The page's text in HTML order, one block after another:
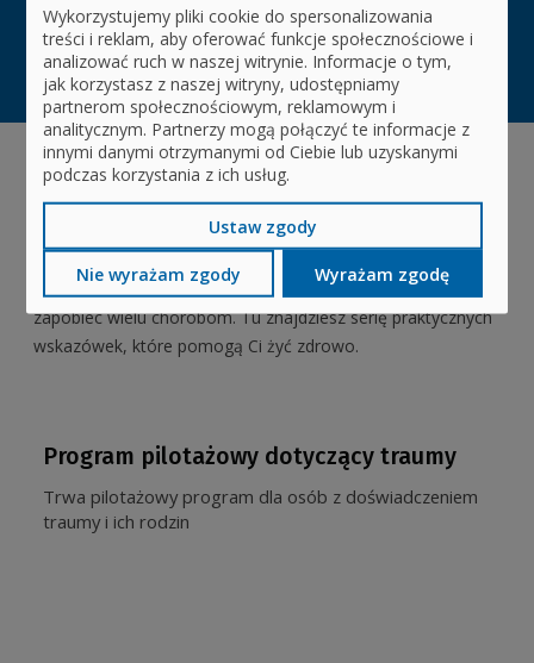
Kalendarz szczepień na 2026 rok
Profilaktyka
Prowadząc zdrowy tryb życia, możesz zyskać nie tylko
wymarzoną sylwetkę i dobre samopoczucie, ale również
zapobiec wielu chorobom. Tu znajdziesz serię praktycznych
wskazówek, które pomogą Ci żyć zdrowo.
Program pilotażowy dotyczący traumy
Trwa pilotażowy program dla osób z doświadczeniem
traumy i ich rodzin
Wykorzystujemy pliki cookie do spersonalizowania
treści i reklam, aby oferować funkcje społecznościowe i
analizować ruch w naszej witrynie. Informacje o tym,
jak korzystasz z naszej witryny, udostępniamy
partnerom społecznościowym, reklamowym i
analitycznym. Partnerzy mogą połączyć te informacje z
innymi danymi otrzymanymi od Ciebie lub uzyskanymi
podczas korzystania z ich usług.
Ustaw zgody
Nie wyrażam zgody Wyrażam zgodę